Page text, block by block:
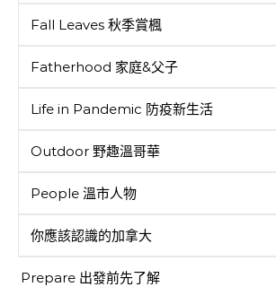
Fall Leaves 秋季賞楓
Fatherhood 家庭&父子
Life in Pandemic 防疫新生活
Outdoor 野趣溫哥華
People 溫市人物
你應該認識的加拿大
Prepare 出發前先了解